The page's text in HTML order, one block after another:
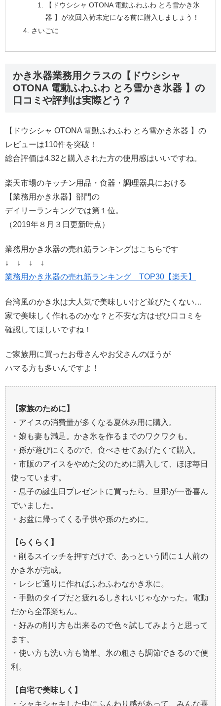
【ドウシシャ OTONA 電動ふわふわ とろ雪かき氷
器 】が次回入荷未定になる前に購入しましょう！
さいごに
かき氷器業務用クラスの【ドウシシャ
OTONA 電動ふわふわ とろ雪かき氷器 】の
口コミや評判は実際どう？
【ドウシシャ OTONA 電動ふわふわ とろ雪かき氷器 】の
レビューは110件を突破！
総合評価は4.32と購入された方の使用感はいいですね。
楽天市場のキッチン用品・食器・調理器具における
【業務用かき氷器】部門の
デイリーランキングでは第１位。
（2019年８月３日更新時点）
業務用かき氷器の売れ筋ランキングはこちらです
↓ ↓ ↓ ↓
業務用かき氷器の売れ筋ランキング TOP30【楽天】
台湾風のかき氷は大人気で美味しいけど並びたくない…
家で美味しく作れるのかな？と不安な方はぜひ口コミを
確認してほしいですね！
ご家族用に買ったお母さんやお父さんのほうが
ハマる方も多いんですよ！
【家族のために】
・アイスの消費量が多くなる夏休み用に購入。
・娘も妻も満足。かき氷を作るまでのワクワクも。
・孫が遊びにくるので、食べさせてあげたくて購入。
・市販のアイスをやめた父のために購入して、ほぼ毎日
使っています。
・息子の誕生日プレゼントに買ったら、旦那が一番喜ん
でいました。
・お盆に帰ってくる子供や孫のために。
【らくらく】
・削るスイッチを押すだけで、あっという間に１人前の
かき氷が完成。
・レシピ通りに作ればふわふわなかき氷に。
・手動のタイプだと疲れるしきれいじゃなかった。電動
だから全部楽ちん。
・好みの削り方も出来るので色々試してみようと思って
ます。
・使い方も洗い方も簡単。氷の粗さも調節できるので便
利。
【自宅で美味しく】
・シャキシャキした中にふんわり感があって、みんな喜